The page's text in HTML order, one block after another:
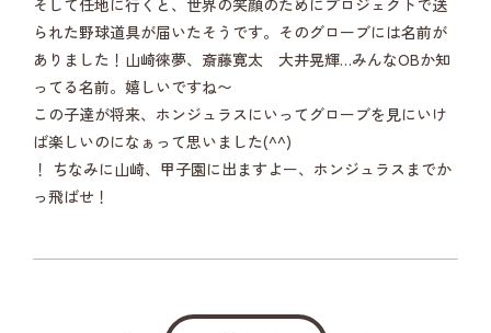
そして任地に行くと、世界の笑顔のためにプロジェクトで送
られた野球道具が届いたそうです。そのグローブには名前が
ありました！山崎徠夢、斎藤寛太 大井晃輝…みんなOBか知
ってる名前。嬉しいですね〜
この子達が将来、ホンジュラスにいってグローブを見にいけ
ば楽しいのになぁって思いました(^^)
！ ちなみに山崎、甲子園に出ますよー、ホンジュラスまでか
っ飛ばせ！